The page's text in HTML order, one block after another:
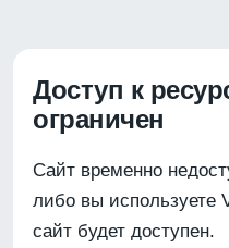
Доступ к
ограничен
Сайт временно
либо вы используете
сайт будет доступен.